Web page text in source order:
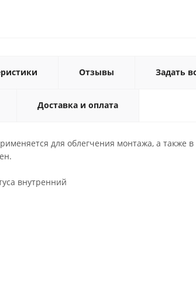
Отзывы Задать
Доставка и оплата
для облегчения монтажа, а также
внутренний